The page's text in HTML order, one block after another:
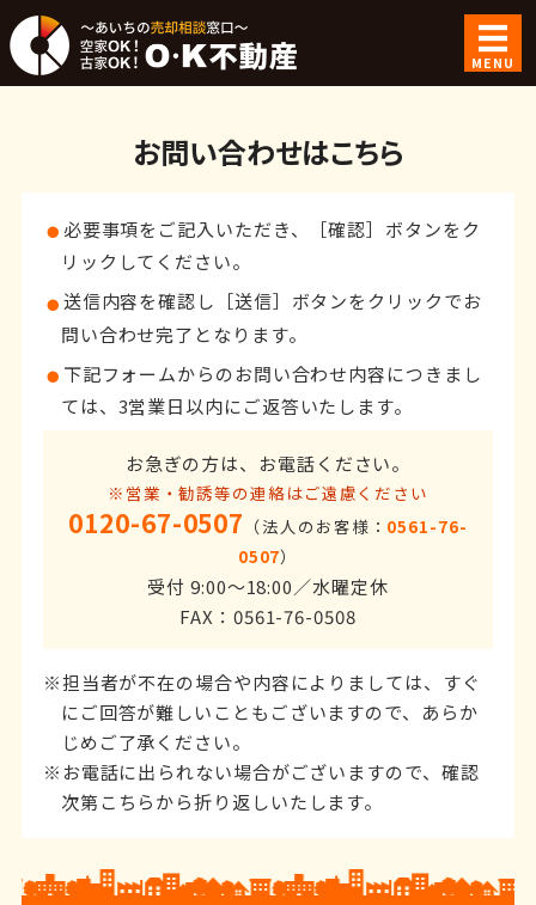
空家OK！古
MENU
ご成約事例
会社概要
お問い合わせ
お問い合わせはこちら
必要事項をご記入いただき、［確認］ボタンをク
リックしてください。
送信内容を確認し［送信］ボタンをクリックでお
問い合わせ完了となります。
下記フォームからのお問い合わせ内容につきまし
ては、3営業日以内にご返答いたします。
お急ぎの方は、お電話ください。
※営業・勧誘等の連絡はご遠慮ください
0120-67-0507 （法人のお客様： 0561-76-
0507）
受付 9:00～18:00／水曜定休
FAX：0561-76-0508
担当者が不在の場合や内容によりましては、すぐ
にご回答が難しいこともございますので、あらか
じめご了承ください。
お電話に出られない場合がございますので、確認
次第こちらから折り返しいたします。